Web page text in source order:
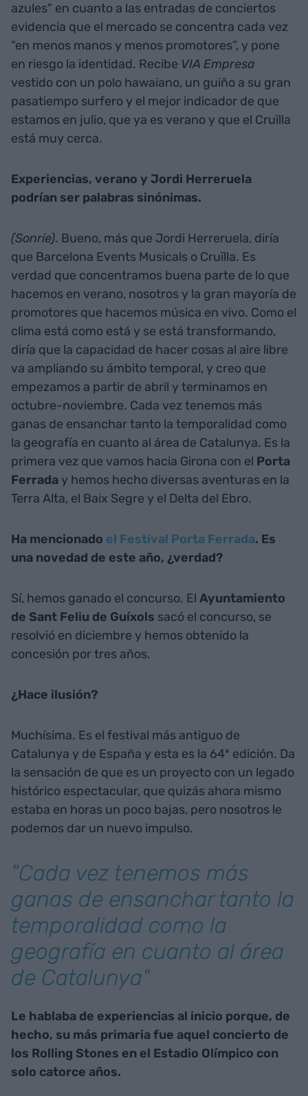
azules" en cuanto a las entradas de conciertos
evidencia que el mercado se concentra cada vez
“en menos manos y menos promotores”, y pone
en riesgo la identidad. Recibe VIA Empresa
vestido con un polo hawaiano, un guiño a su gran
pasatiempo surfero y el mejor indicador de que
estamos en julio, que ya es verano y que el Cruïlla
está muy cerca.
Experiencias, verano y Jordi Herreruela
podrían ser palabras sinónimas.
(Sonríe). Bueno, más que Jordi Herreruela, diría
que Barcelona Events Musicals o Cruïlla. Es
verdad que concentramos buena parte de lo que
hacemos en verano, nosotros y la gran mayoría de
promotores que hacemos música en vivo. Como el
clima está como está y se está transformando,
diría que la capacidad de hacer cosas al aire libre
va ampliando su ámbito temporal, y creo que
empezamos a partir de abril y terminamos en
octubre-noviembre. Cada vez tenemos más
ganas de ensanchar tanto la temporalidad como
la geografía en cuanto al área de Catalunya. Es la
primera vez que vamos hacia Girona con el Porta
Ferrada y hemos hecho diversas aventuras en la
Terra Alta, el Baix Segre y el Delta del Ebro.
Ha mencionado el Festival Porta Ferrada. Es
una novedad de este año, ¿verdad?
Sí, hemos ganado el concurso. El Ayuntamiento
de Sant Feliu de Guíxols sacó el concurso, se
resolvió en diciembre y hemos obtenido la
concesión por tres años.
¿Hace ilusión?
Muchísima. Es el festival más antiguo de
Catalunya y de España y esta es la 64ª edición. Da
la sensación de que es un proyecto con un legado
histórico espectacular, que quizás ahora mismo
estaba en horas un poco bajas, pero nosotros le
podemos dar un nuevo impulso.
"Cada vez tenemos más
ganas de ensanchar tanto la
temporalidad como la
geografía en cuanto al área
de Catalunya"
Le hablaba de experiencias al inicio porque, de
hecho, su más primaria fue aquel concierto de
los Rolling Stones en el Estadio Olímpico con
solo catorce años.